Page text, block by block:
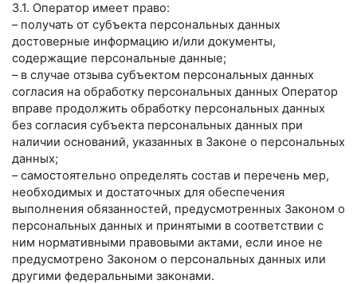
3.1. Оператор имеет право:
– получать от субъекта персональных данных
достоверные информацию и/или документы,
содержащие персональные данные;
– в случае отзыва субъектом персональных данных
согласия на обработку персональных данных Оператор
вправе продолжить обработку персональных данных
без согласия субъекта персональных данных при
наличии оснований, указанных в Законе о персональных
данных;
– самостоятельно определять состав и перечень мер,
необходимых и достаточных для обеспечения
выполнения обязанностей, предусмотренных Законом о
персональных данных и принятыми в соответствии с
ним нормативными правовыми актами, если иное не
предусмотрено Законом о персональных данных или
другими федеральными законами.